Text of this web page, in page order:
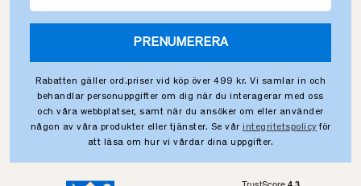
PRENUMERERA
Rabatten gäller ord.priser vid köp över 499 kr. Vi samlar in och
behandlar personuppgifter om dig när du interagerar med oss
och våra webbplatser, samt när du ansöker om eller använder
någon av våra produkter eller tjänster. Se vår integritetspolicy för
att läsa om hur vi vårdar dina uppgifter.